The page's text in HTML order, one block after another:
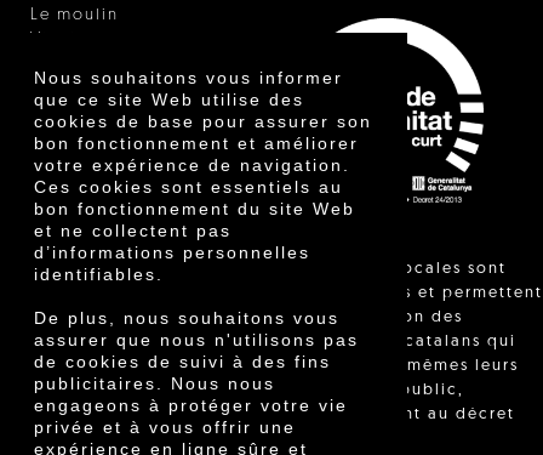
Nous souhaitons vous informer
que ce site Web utilise des
cookies de base pour assurer son
bon fonctionnement et améliorer
votre expérience de navigation.
Ces cookies sont essentiels au
bon fonctionnement du site Web
et ne collectent pas
d’informations personnelles
identifiables.
De plus, nous souhaitons vous
assurer que nous n'utilisons pas
de cookies de suivi à des fins
publicitaires. Nous nous
engageons à protéger votre vie
privée et à vous offrir une
expérience en ligne sûre et
Le moulin
Certificats
Prix
Innovation
"Les ventes locales sont
réglementées et permettent
l'identification des
agriculteurs catalans qui
vendent eux-mêmes leurs
produits au public,
conformément au décret